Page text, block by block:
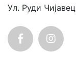
Ул. Руди